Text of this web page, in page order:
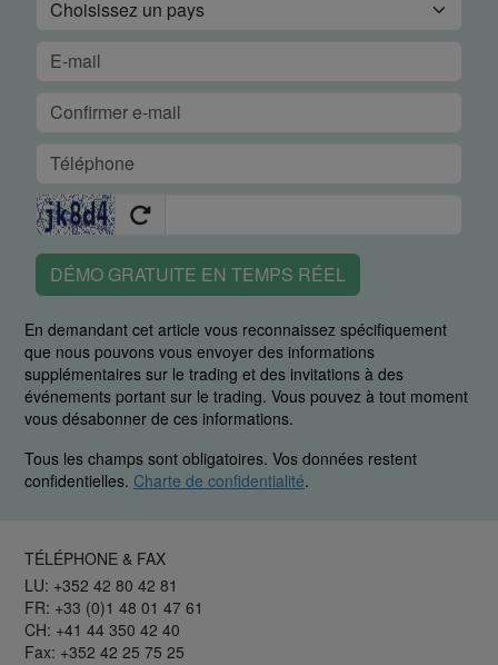
DÉMO GRATUITE EN TEMPS RÉEL
En demandant cet article vous reconnaissez spécifiquement
que nous pouvons vous envoyer des informations
supplémentaires sur le trading et des invitations à des
événements portant sur le trading. Vous pouvez à tout moment
vous désabonner de ces informations.
Tous les champs sont obligatoires. Vos données restent
confidentielles. Charte de confidentialité.
TÉLÉPHONE & FAX
LU: +352 42 80 42 81
FR: +33 (0)1 48 01 47 61
CH: +41 44 350 42 40
Fax: +352 42 25 75 25